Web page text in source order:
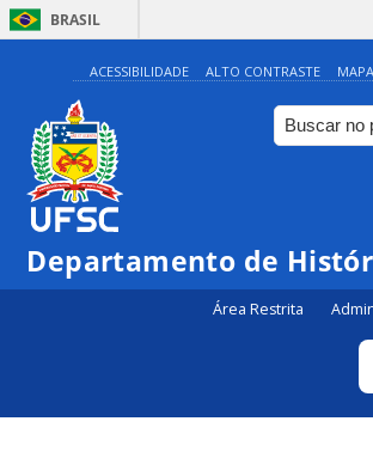
BRASIL
ACESSIBILIDADE ALTO CONTRASTE
Departamento de
Área Restrita